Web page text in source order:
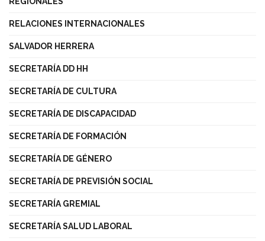
RELACIONES INTERNACIONALES
SALVADOR HERRERA
SECRETARÍA DD HH
SECRETARÍA DE CULTURA
SECRETARÍA DE DISCAPACIDAD
SECRETARÍA DE FORMACIÓN
SECRETARÍA DE GÉNERO
SECRETARÍA DE PREVISIÓN SOCIAL
SECRETARÍA GREMIAL
SECRETARÍA SALUD LABORAL